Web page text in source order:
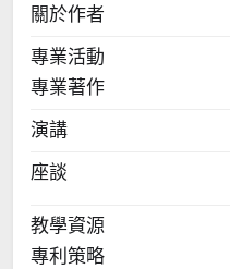
關於作者
專業活動
專業著作
演講
座談
教學資源
專利策略